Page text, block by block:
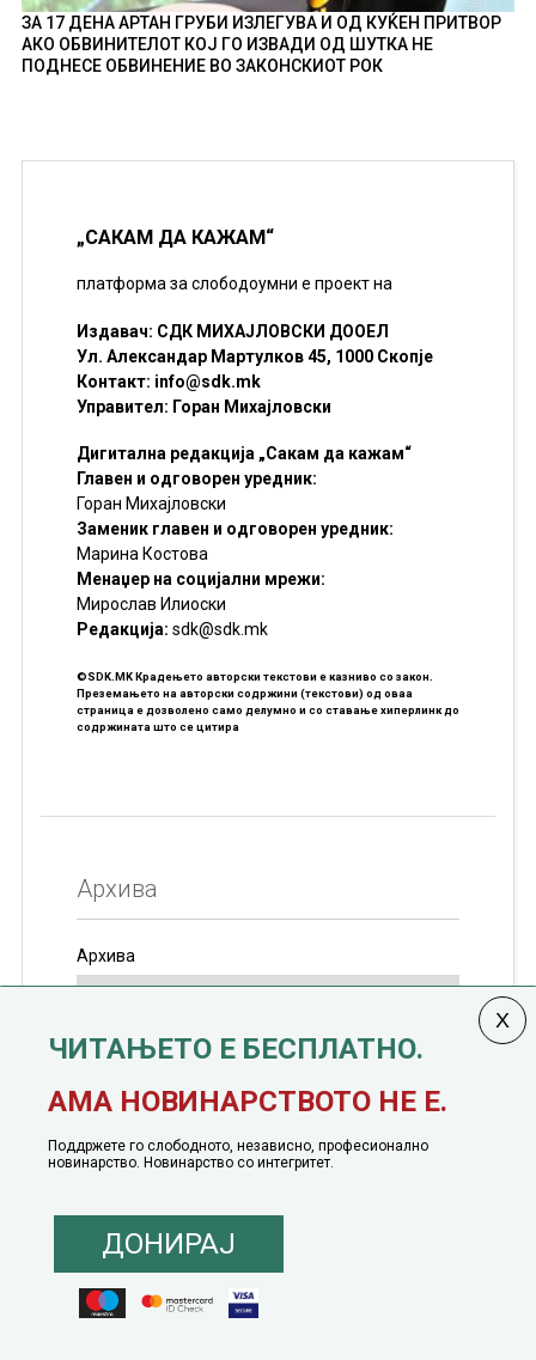
ЗА 17 ДЕНА АРТАН ГРУБИ ИЗЛЕГУВА И ОД КУЌЕН ПРИТВОР
АКО ОБВИНИТЕЛОТ КОЈ ГО ИЗВАДИ ОД ШУТКА НЕ
ПОДНЕСЕ ОБВИНЕНИЕ ВО ЗАКОНСКИОТ РОК
„САКАМ ДА КАЖАМ“
платформа за слободоумни е проект на
Издавач: СДК МИХАЈЛОВСКИ ДООЕЛ
Ул. Александар Мартулков 45, 1000 Скопје
Контакт: info@sdk.mk
Управител: Горан Михајловски
Дигитална редакција „Сакам да кажам“
Главен и одговорен уредник:
Горан Михајловски
Заменик главен и одговорен уредник:
Марина Костова
Менаџер на социјални мрежи:
Мирослав Илиоски
Редакцијa: sdk@sdk.mk
©SDK.MK Крадењето авторски текстови е казниво со закон.
Преземањето на авторски содржини (текстови) од оваа
страница е дозволено само делумно и со ставање хиперлинк до
содржината што се цитира
Архива
Архива
јануари, 1991 година
© 2016 - 2026 Сакам Да Кажам. Сите права задржани |
Понуда за политичко рекламирање
Политика на инклузија
Кодекс на однесување
ЧИТАЊЕТО Е БЕСПЛАТНО.
АМА НОВИНАРСТВОТО НЕ Е.
Поддржете го слободното, независно, професионално
новинарство. Новинарство со интегритет.
ДОНИРАЈ